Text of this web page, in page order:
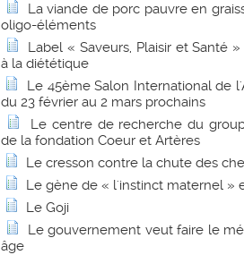
La viande de porc pauvre en
oligo-éléments
Label « Saveurs, Plaisir et Santé
à la diététique
Le 45ème Salon International de
du 23 février au 2 mars prochains
Le centre de recherche du
de la fondation Coeur et Artères
Le cresson contre la chute des
Le gène de « l'instinct maternel »
Le Goji
Le gouvernement veut faire le
âge